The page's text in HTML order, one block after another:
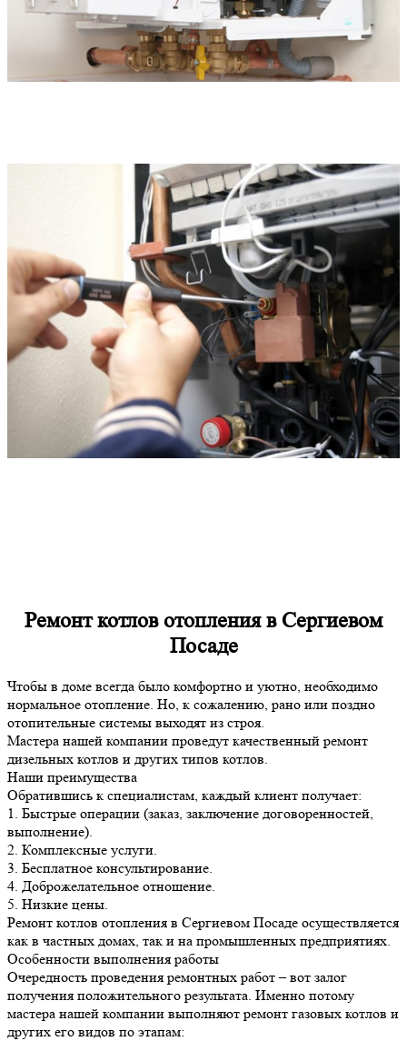
Ремонт котлов отопления в Сергиевом
Посаде
Чтобы в доме всегда было комфортно и уютно, необходимо
нормальное отопление. Но, к сожалению, рано или поздно
отопительные системы выходят из строя.
Мастера нашей компании проведут качественный ремонт
дизельных котлов и других типов котлов.
Наши преимущества
Обратившись к специалистам, каждый клиент получает:
1. Быстрые операции (заказ, заключение договоренностей,
выполнение).
2. Комплексные услуги.
3. Бесплатное консультирование.
4. Доброжелательное отношение.
5. Низкие цены.
Ремонт котлов отопления в Сергиевом Посаде осуществляется
как в частных домах, так и на промышленных предприятиях.
Особенности выполнения работы
Очередность проведения ремонтных работ – вот залог
получения положительного результата. Именно потому
мастера нашей компании выполняют ремонт газовых котлов и
других его видов по этапам: